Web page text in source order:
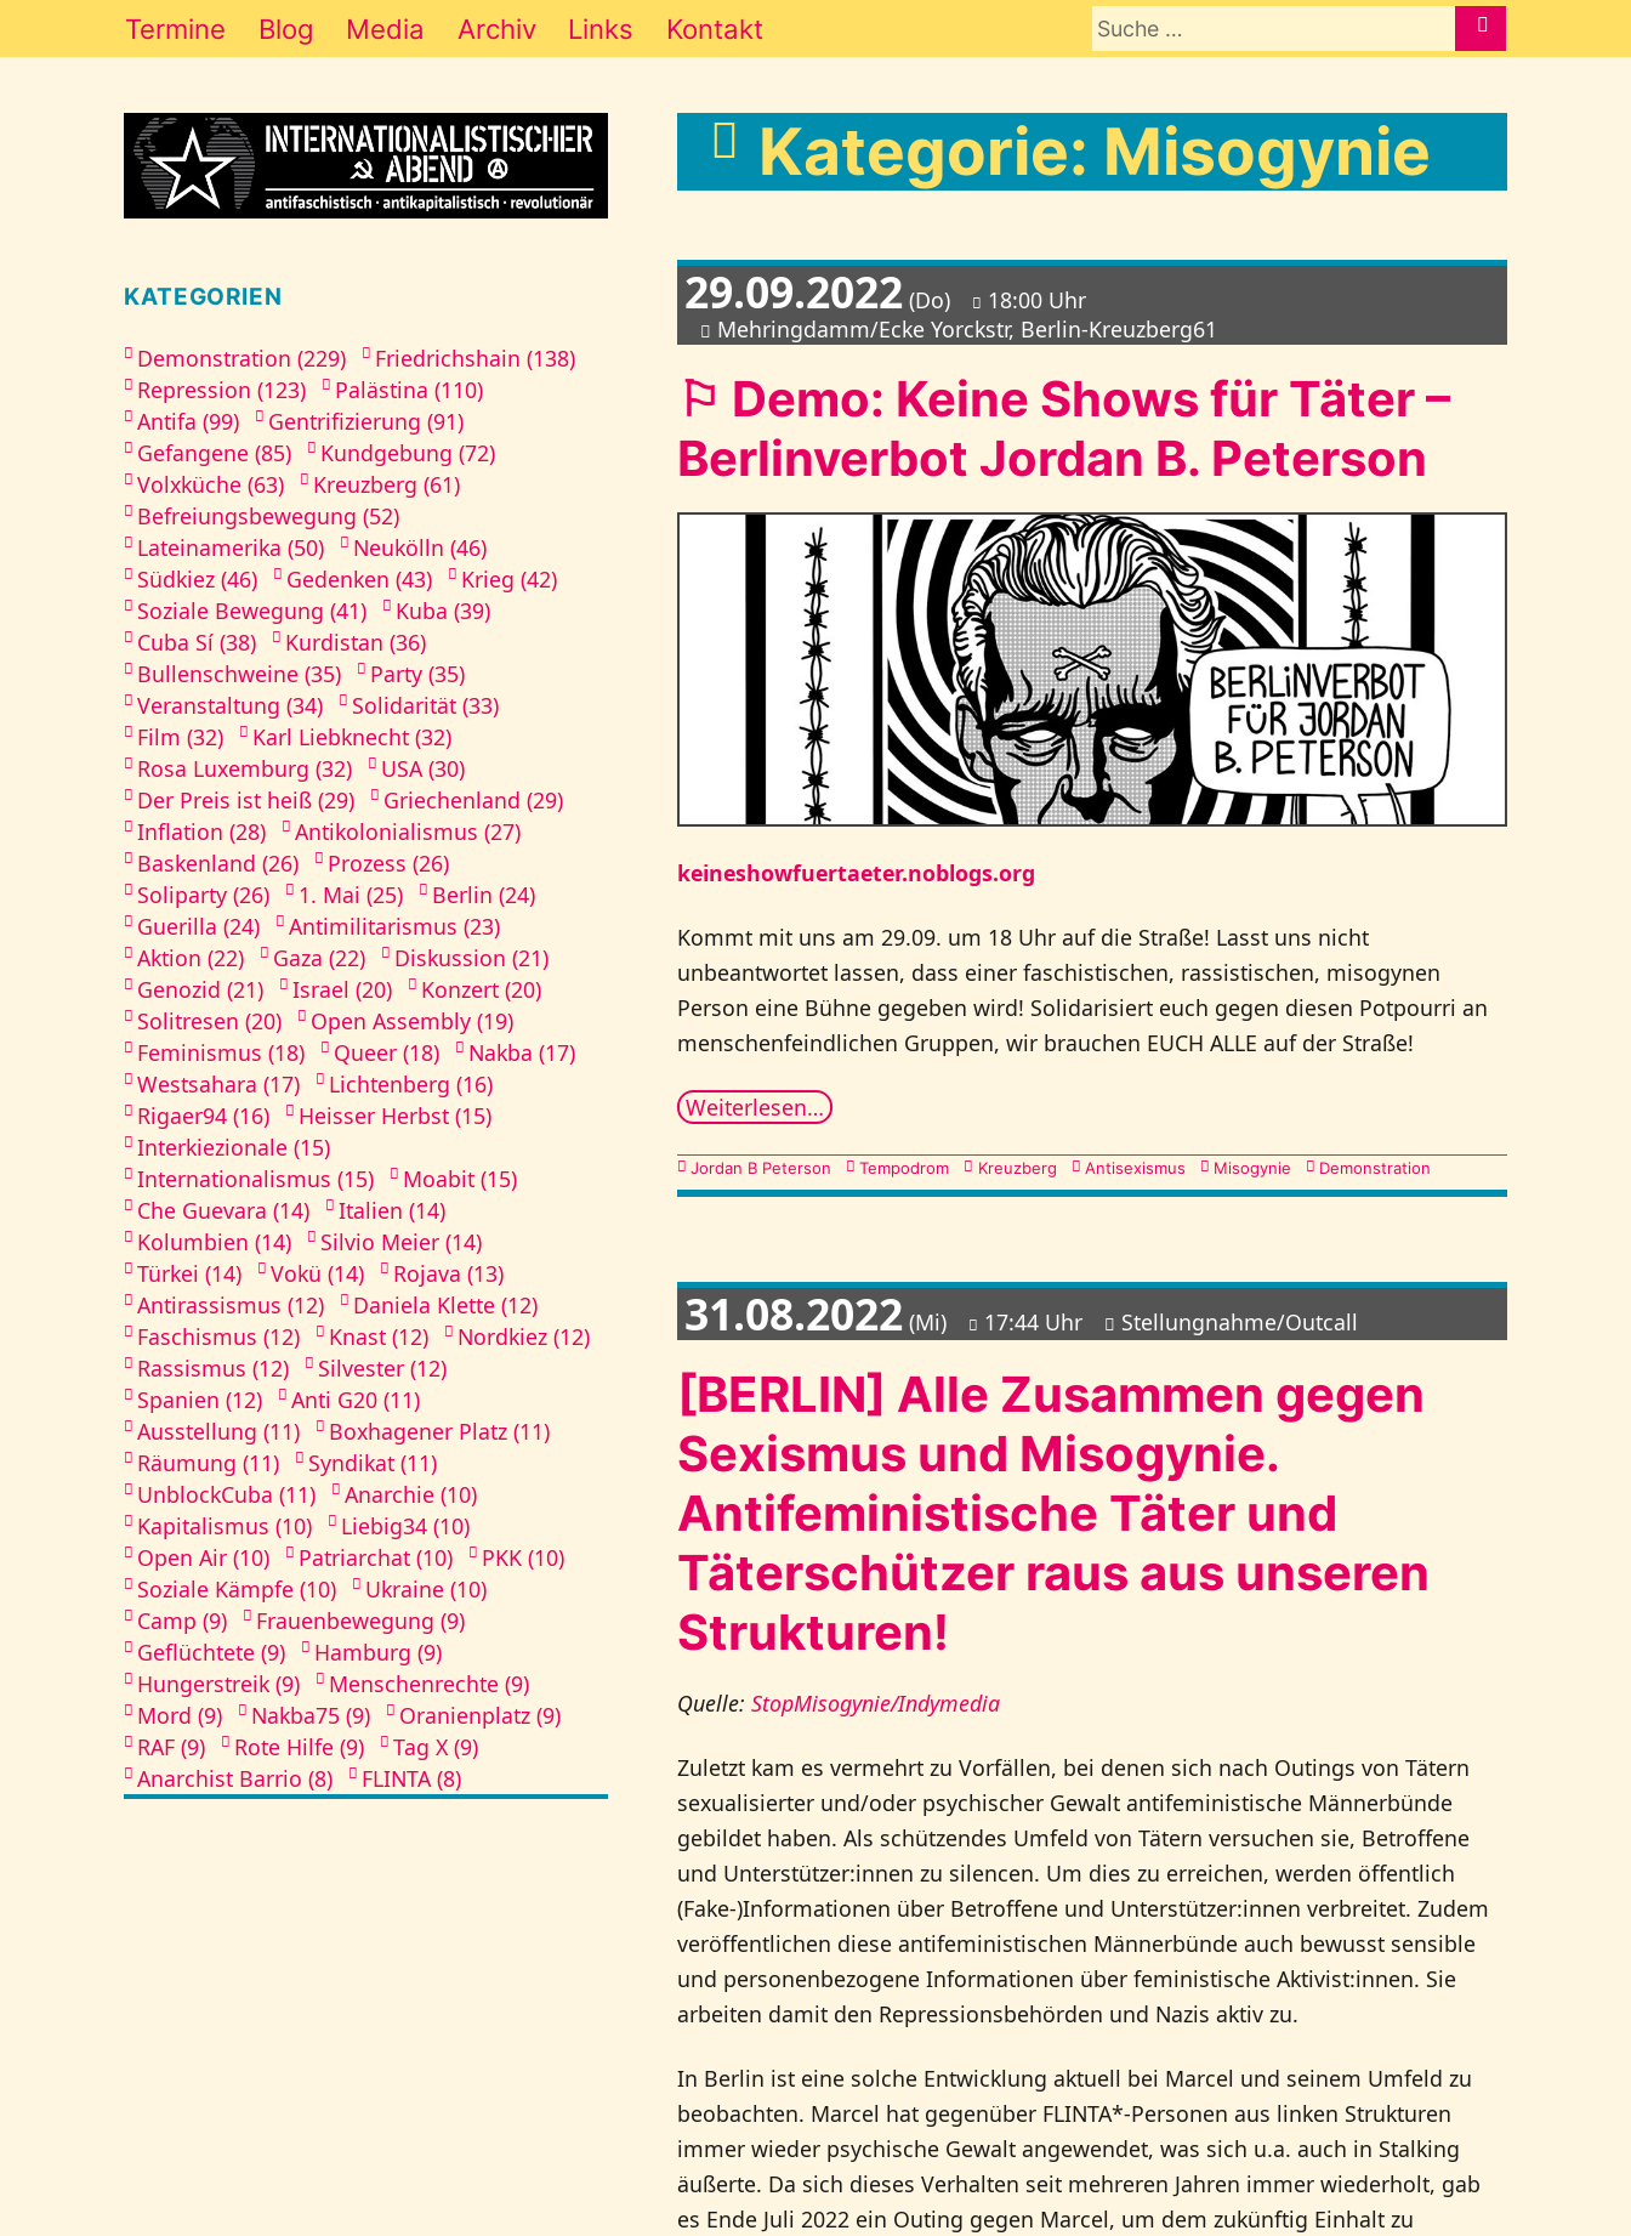
Termine Blog Media Archiv Links Kontakt
Kategorie: Misogynie
29.09.2022 (Do)
18:00 Uhr
Mehringdamm/Ecke Yorckstr, Berlin-Kreuzberg61
⚐ Demo: Keine Shows für Täter –
Berlinverbot Jordan B. Peterson
keineshowfuertaeter.noblogs.org
Kommt mit uns am 29.09. um 18 Uhr auf die Straße! Lasst uns nicht
unbeantwortet lassen, dass einer faschistischen, rassistischen, misogynen
Person eine Bühne gegeben wird! Solidarisiert euch gegen diesen Potpourri an
menschenfeindlichen Gruppen, wir brauchen EUCH ALLE auf der Straße!
Weiterlesen…
Kategorien
Jordan B Peterson Tempodrom Kreuzberg Antisexismus Misogynie Demonstration
31.08.2022 (Mi) 17:44 Uhr Stellungnahme/Outcall
[BERLIN] Alle Zusammen gegen
Sexismus und Misogynie.
Antifeministische Täter und
Täterschützer raus aus unseren
Strukturen!
Quelle: StopMisogynie/Indymedia
Zuletzt kam es vermehrt zu Vorfällen, bei denen sich nach Outings von Tätern
sexualisierter und/oder psychischer Gewalt antifeministische Männerbünde
gebildet haben. Als schützendes Umfeld von Tätern versuchen sie, Betroffene
und Unterstützer:innen zu silencen. Um dies zu erreichen, werden öffentlich
(Fake-)Informationen über Betroffene und Unterstützer:innen verbreitet. Zudem
veröffentlichen diese antifeministischen Männerbünde auch bewusst sensible
und personenbezogene Informationen über feministische Aktivist:innen. Sie
arbeiten damit den Repressionsbehörden und Nazis aktiv zu.
In Berlin ist eine solche Entwicklung aktuell bei Marcel und seinem Umfeld zu
beobachten. Marcel hat gegenüber FLINTA*-Personen aus linken Strukturen
immer wieder psychische Gewalt angewendet, was sich u.a. auch in Stalking
äußerte. Da sich dieses Verhalten seit mehreren Jahren immer wiederholt, gab
es Ende Juli 2022 ein Outing gegen Marcel, um dem zukünftig Einhalt zu
KATEGORIEN
Demonstration (229)
Friedrichshain (138)
Repression (123)
Palästina (110)
Antifa (99)
Gentrifizierung (91)
Gefangene (85)
Kundgebung (72)
Volxküche (63)
Kreuzberg (61)
Befreiungsbewegung (52)
Lateinamerika (50)
Neukölln (46)
Südkiez (46)
Gedenken (43)
Krieg (42)
Soziale Bewegung (41)
Kuba (39)
Cuba Sí (38)
Kurdistan (36)
Bullenschweine (35)
Party (35)
Veranstaltung (34)
Solidarität (33)
Film (32)
Karl Liebknecht (32)
Rosa Luxemburg (32)
USA (30)
Der Preis ist heiß (29)
Griechenland (29)
Inflation (28)
Antikolonialismus (27)
Baskenland (26)
Prozess (26)
Soliparty (26)
1. Mai (25)
Berlin (24)
Guerilla (24)
Antimilitarismus (23)
Aktion (22)
Gaza (22)
Diskussion (21)
Genozid (21)
Israel (20)
Konzert (20)
Solitresen (20)
Open Assembly (19)
Feminismus (18)
Queer (18)
Nakba (17)
Westsahara (17)
Lichtenberg (16)
Rigaer94 (16)
Heisser Herbst (15)
Interkiezionale (15)
Internationalismus (15)
Moabit (15)
Che Guevara (14)
Italien (14)
Kolumbien (14)
Silvio Meier (14)
Türkei (14)
Vokü (14)
Rojava (13)
Antirassismus (12)
Daniela Klette (12)
Faschismus (12)
Knast (12)
Nordkiez (12)
Rassismus (12)
Silvester (12)
Spanien (12)
Anti G20 (11)
Ausstellung (11)
Boxhagener Platz (11)
Räumung (11)
Syndikat (11)
UnblockCuba (11)
Anarchie (10)
Kapitalismus (10)
Liebig34 (10)
Open Air (10)
Patriarchat (10)
PKK (10)
Soziale Kämpfe (10)
Ukraine (10)
Camp (9)
Frauenbewegung (9)
Geflüchtete (9)
Hamburg (9)
Hungerstreik (9)
Menschenrechte (9)
Mord (9)
Nakba75 (9)
Oranienplatz (9)
RAF (9)
Rote Hilfe (9)
Tag X (9)
Anarchist Barrio (8)
FLINTA (8)